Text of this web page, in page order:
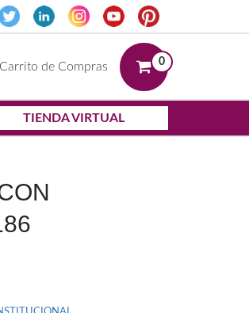
Carrito de Compras 0
TIENDA VIRTUAL